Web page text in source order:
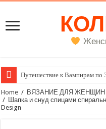
Женский внутренний голос
Home / ВЯЗАНИЕ ДЛЯ ЖЕНЩИН
/ Шапка и снуд спицами
Design